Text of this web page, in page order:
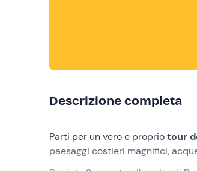
Descrizione completa
Parti per un vero e propriotour
paesaggi costieri magnifici,